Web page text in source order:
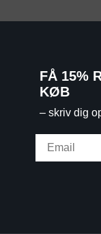
FÅ 15%
KØB
– skriv dig